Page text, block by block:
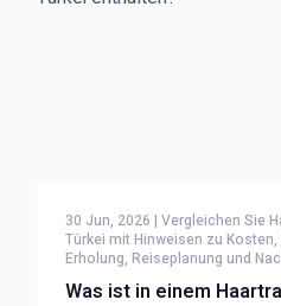
30 Jun, 2026 | Vergleichen Sie
Türkei mit Hinweisen zu
Erholung, Reiseplanung und